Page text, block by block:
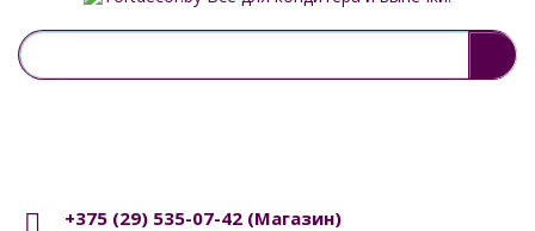
+375 (29) 535-07-42 (Магазин)